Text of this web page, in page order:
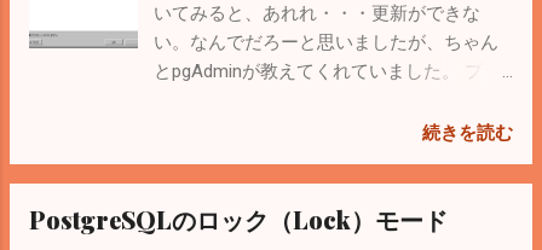
いかもね。Visual Studioと連携できるし。 ここ ちなみにCR
は「Carriage Return : 行頭復帰」。LFは「Line Feed : 改行」
いてみると、あれれ・・・更新ができな
い。なんでだろーと思いましたが、ちゃん
とpgAdminが教えてくれていました。 プラ
続きを読む
PostgreSQLのロック（Lock）モード